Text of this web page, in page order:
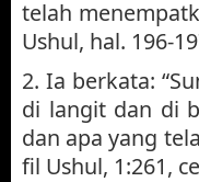
telah
Ushul, hal. 196-
2. Ia berkata:
di langit dan di
dan apa yang
fil Ushul, 1:261,